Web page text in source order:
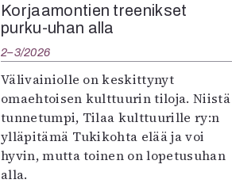
Korjaamontien treenikset
purku-uhan alla
2–3/2026
Välivainiolle on keskittynyt
omaehtoisen kulttuurin tiloja. Niistä
tunnetumpi, Tilaa kulttuurille ry:n
ylläpitämä Tukikohta elää ja voi
hyvin, mutta toinen on lopetusuhan
alla.